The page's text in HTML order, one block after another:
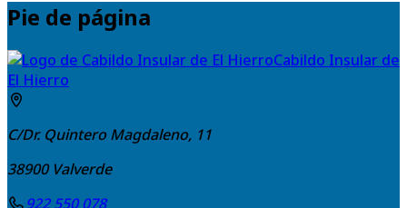
Pie de página
Cabildo Insular de
El Hierro
C/Dr. Quintero Magdaleno, 11
38900 Valverde
922 550 078